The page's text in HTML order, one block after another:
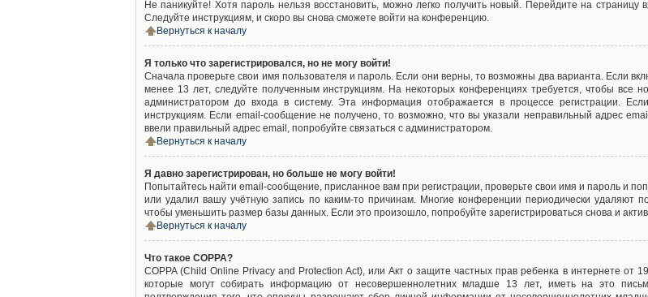
Не паникуйте! Хотя пароль нельзя восстановить, можно легко получить новый. Перейдите на
Следуйте инструкциям, и скоро вы снова сможете войти на конференцию.
Вернуться к началу
Я только что зарегистрировался, но не могу войти!
Сначала проверьте свои имя пользователя и пароль. Если они верны, то возможны два варианта. Если
менее 13 лет, следуйте полученным инструкциям. На некоторых конференциях требуется, чтобы все
администратором до входа в систему. Эта информация отображается в процессе регистрации.
инструкциям. Если email-сообщение не получено, то возможно, что вы указали неправильный адрес
ввели правильный адрес email, попробуйте связаться с администратором.
Вернуться к началу
Я давно зарегистрирован, но больше не могу войти!
Попытайтесь найти email-сообщение, присланное вам при регистрации, проверьте свои имя и пароль и
или удалил вашу учётную запись по каким-то причинам. Многие конференции периодически удаляют
чтобы уменьшить размер базы данных. Если это произошло, попробуйте зарегистрироваться снова и
Вернуться к началу
Что такое COPPA?
COPPA (Child Online Privacy and Protection Act), или Акт о защите частных прав ребенка в интернете
которые могут собирать информацию от несовершеннолетних младше 13 лет, иметь на это